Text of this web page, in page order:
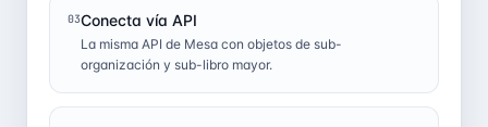
03Conecta vía API
La misma API de Mesa con objetos de sub-
organización y sub-libro mayor.